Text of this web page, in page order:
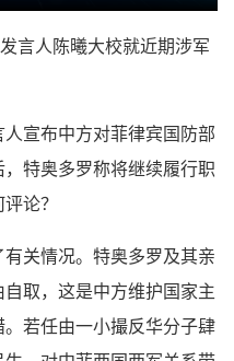
言人陈曦大校就近期涉军
宣布中方对菲律宾国防部
特奥多罗称将继续履行职
论？
关情况。特奥多罗及其亲
取，这是中方维护国家主
若任由一小撮反华分子肆